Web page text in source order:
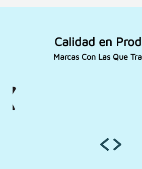
Calidad en
Marcas Con Las Que